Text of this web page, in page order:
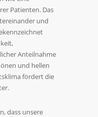
Patienten. Das
und
Anteilnahme
und hellen
fördert die
dass unsere